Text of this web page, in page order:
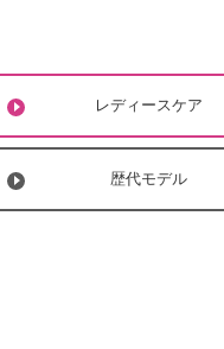
レディースケア
歴代モデル